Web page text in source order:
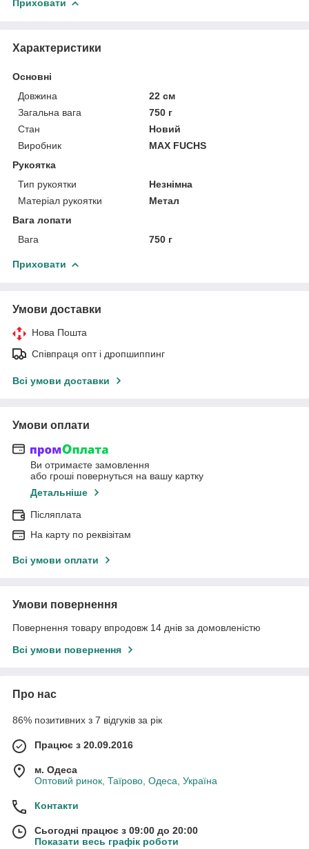
Приховати
Характеристики
Основні
Довжина
22 см
Загальна вага
750 г
Стан
Новий
Виробник
MAX FUCHS
Рукоятка
Тип рукоятки
Незнімна
Матеріал рукоятки
Метал
Вага лопати
Вага
750 г
Приховати
Умови доставки
Нова Пошта
Співпраця опт і дропшиппинг
Всі умови доставки
Умови оплати
Ви отримаєте замовлення
або гроші повернуться на вашу картку
Детальніше
Післяплата
На карту по реквізітам
Всі умови оплати
Умови повернення
Повернення товару впродовж 14 днів за домовленістю
Всі умови повернення
Про нас
86% позитивних з 7 відгуків за рік
Працює з 20.09.2016
м. Одеса
Оптовий ринок, Таїрово, Одеса, Україна
Контакти
Сьогодні працює з 09:00 до 20:00
Показати весь графік роботи